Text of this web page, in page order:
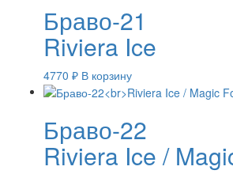
Браво-21
Riviera Ice
4770 ₽ В корзину
Браво-22
Riviera Ice /